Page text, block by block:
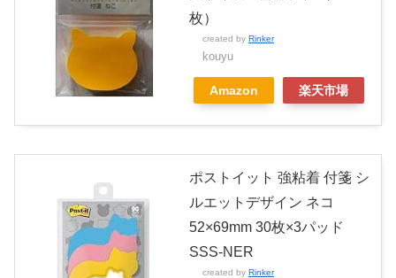
枚）
created by Rinker
kouyu
Amazon 楽天市場
ポストイット 強粘着 付箋 シ
ルエットデザイン ネコ
52×69mm 30枚×3パッド
SSS-NER
created by Rinker